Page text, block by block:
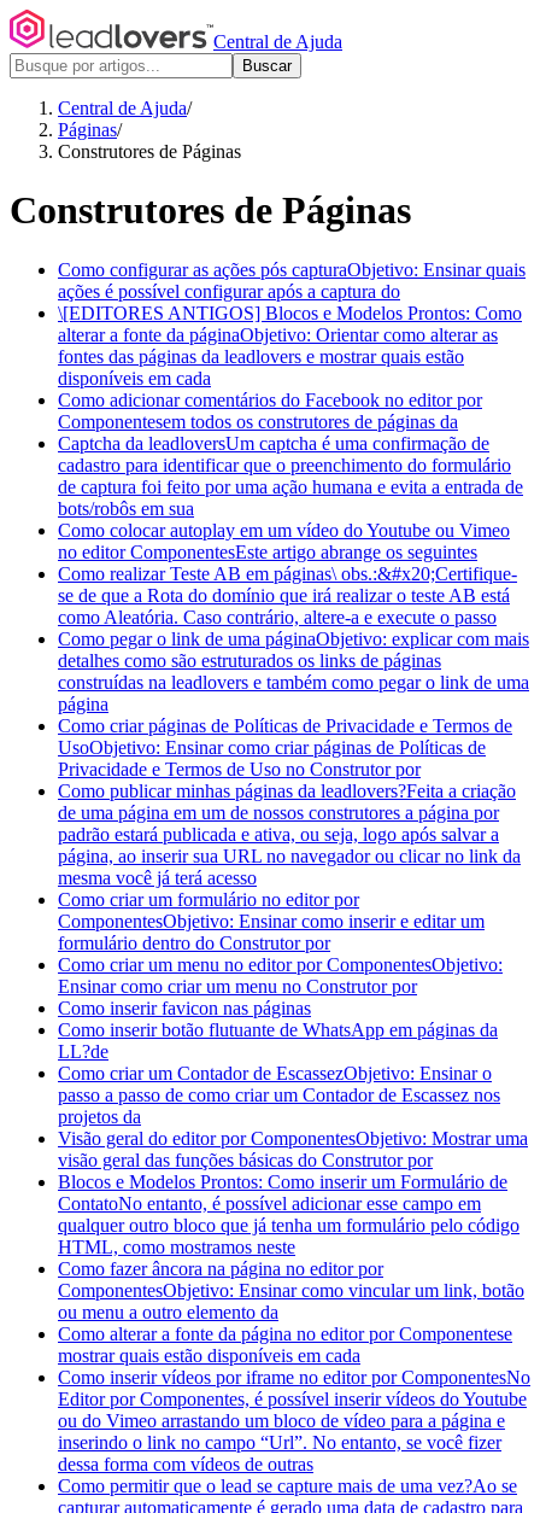
Central de Ajuda
Buscar
Central de Ajuda/
Páginas/
Construtores de Páginas
Construtores de Páginas
Como configurar as ações pós capturaObjetivo: Ensinar quais
ações é possível configurar após a captura do
\[EDITORES ANTIGOS] Blocos e Modelos Prontos: Como
alterar a fonte da páginaObjetivo: Orientar como alterar as
fontes das páginas da leadlovers e mostrar quais estão
disponíveis em cada
Como adicionar comentários do Facebook no editor por
Componentesem todos os construtores de páginas da
Captcha da leadloversUm captcha é uma confirmação de
cadastro para identificar que o preenchimento do formulário
de captura foi feito por uma ação humana e evita a entrada de
bots/robôs em sua
Como colocar autoplay em um vídeo do Youtube ou Vimeo
no editor ComponentesEste artigo abrange os seguintes
Como realizar Teste AB em páginas\ obs.:&#x20;Certifique-
se de que a Rota do domínio que irá realizar o teste AB está
como Aleatória. Caso contrário, altere-a e execute o passo
Como pegar o link de uma páginaObjetivo: explicar com mais
detalhes como são estruturados os links de páginas
construídas na leadlovers e também como pegar o link de uma
página
Como criar páginas de Políticas de Privacidade e Termos de
UsoObjetivo: Ensinar como criar páginas de Políticas de
Privacidade e Termos de Uso no Construtor por
Como publicar minhas páginas da leadlovers?Feita a criação
de uma página em um de nossos construtores a página por
padrão estará publicada e ativa, ou seja, logo após salvar a
página, ao inserir sua URL no navegador ou clicar no link da
mesma você já terá acesso
Como criar um formulário no editor por
ComponentesObjetivo: Ensinar como inserir e editar um
formulário dentro do Construtor por
Como criar um menu no editor por ComponentesObjetivo:
Ensinar como criar um menu no Construtor por
Como inserir favicon nas páginas
Como inserir botão flutuante de WhatsApp em páginas da
LL?de
Como criar um Contador de EscassezObjetivo: Ensinar o
passo a passo de como criar um Contador de Escassez nos
projetos da
Visão geral do editor por ComponentesObjetivo: Mostrar uma
visão geral das funções básicas do Construtor por
Blocos e Modelos Prontos: Como inserir um Formulário de
ContatoNo entanto, é possível adicionar esse campo em
qualquer outro bloco que já tenha um formulário pelo código
HTML, como mostramos neste
Como fazer âncora na página no editor por
ComponentesObjetivo: Ensinar como vincular um link, botão
ou menu a outro elemento da
Como alterar a fonte da página no editor por Componentese
mostrar quais estão disponíveis em cada
Como inserir vídeos por iframe no editor por ComponentesNo
Editor por Componentes, é possível inserir vídeos do Youtube
ou do Vimeo arrastando um bloco de vídeo para a página e
inserindo o link no campo “Url”. No entanto, se você fizer
dessa forma com vídeos de outras
Como permitir que o lead se capture mais de uma vez?Ao se
capturar automaticamente é gerado uma data de cadastro para